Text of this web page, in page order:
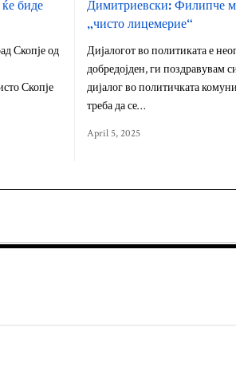
биде
Скопје од
Скопје
Димитриевски: Филипче
„чисто лицемерие“
Дијалогот во политиката е
добредојден, ги поздравувам
дијалог во политичката
треба да се…
April 5, 2025